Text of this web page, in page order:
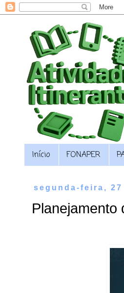
Início FONAPER
segunda-feira,
Planejamento